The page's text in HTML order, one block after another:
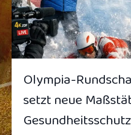
Olympia-
setzt neue